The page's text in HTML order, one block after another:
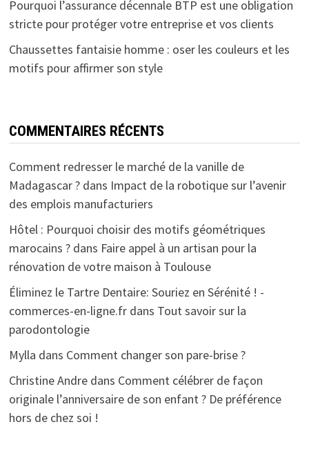
Pourquoi l’assurance décennale BTP est une obligation
stricte pour protéger votre entreprise et vos clients
Chaussettes fantaisie homme : oser les couleurs et les
motifs pour affirmer son style
COMMENTAIRES RÉCENTS
Comment redresser le marché de la vanille de
Madagascar ?dans Impact de la robotique sur l’avenir
des emplois manufacturiers
Hôtel : Pourquoi choisir des motifs géométriques
marocains ?dans Faire appel à un artisan pour la
rénovation de votre maison à Toulouse
Éliminez le Tartre Dentaire: Souriez en Sérénité ! -
commerces-en-ligne.frdans Tout savoir sur la
parodontologie
Mylla dans Comment changer son pare-brise ?
Christine Andredans Comment célébrer de façon
originale l’anniversaire de son enfant ? De préférence
hors de chez soi !